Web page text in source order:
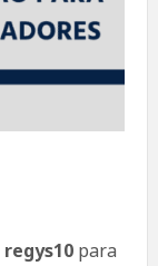
regys10 para